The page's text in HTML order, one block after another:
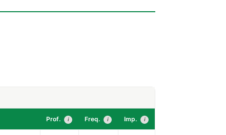
Prof. i Freq. i Imp. i